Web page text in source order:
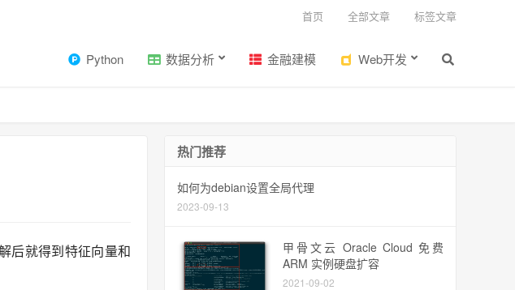
Python 数据分析 金融建模 Web开发
首页 全部文章 标签文章
后就得到特征向量和
热门推荐
如何为debian设置全局代理
2023-09-13
甲骨文云 Oracle Cloud 免费
ARM 实例硬盘扩容
2021-09-02